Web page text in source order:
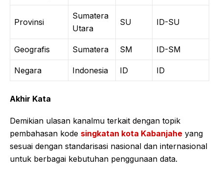
Provinsi
Sumatera
Utara
SU ID-SU
Geografis Sumatera SM ID-SM
Negara Indonesia ID ID
Akhir Kata
Demikian ulasan kanalmu terkait dengan topik
pembahasan kode singkatan kota Kabanjahe yang
sesuai dengan standarisasi nasional dan internasional
untuk berbagai kebutuhan penggunaan data.